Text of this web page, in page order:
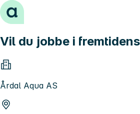
Hopp til innhold
Vil du jobbe i
Årdal Aqua AS